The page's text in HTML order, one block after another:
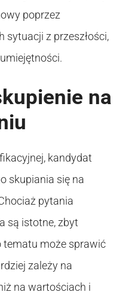
poprzez
sytuacji z przeszłości,
na
kandydat
skupiania się na
pytania
są istotne, zbyt
tematu może sprawić
zależy na
na wartościach i